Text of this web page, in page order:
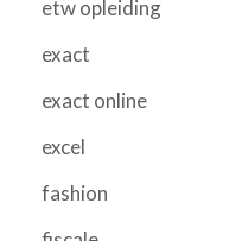
etw opleiding
exact
exact online
excel
fashion